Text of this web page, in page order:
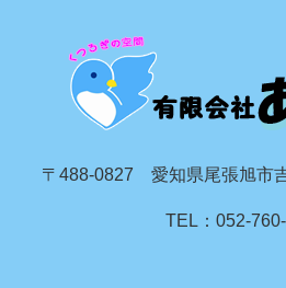
〒488-0827 愛知県尾張旭市
TEL：052-